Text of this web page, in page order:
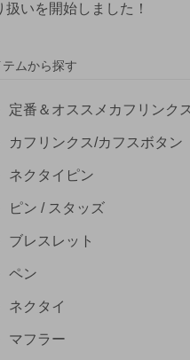
扱いを開始しました！
テムから探す
定番＆オススメカフリンクス
カフリンクス/カフスボタン
ネクタイピン
ピン / スタッズ
ブレスレット
ペン
ネクタイ
マフラー